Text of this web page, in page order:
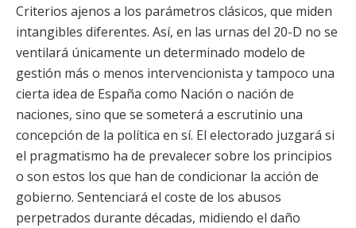
Criterios ajenos a los parámetros clásicos, que miden
intangibles diferentes. Así, en las urnas del 20-D no se
ventilará únicamente un determinado modelo de
gestión más o menos intervencionista y tampoco una
cierta idea de España como Nación o nación de
naciones, sino que se someterá a escrutinio una
concepción de la política en sí. El electorado juzgará si
el pragmatismo ha de prevalecer sobre los principios
o son estos los que han de condicionar la acción de
gobierno. Sentenciará el coste de los abusos
perpetrados durante décadas, midiendo el daño